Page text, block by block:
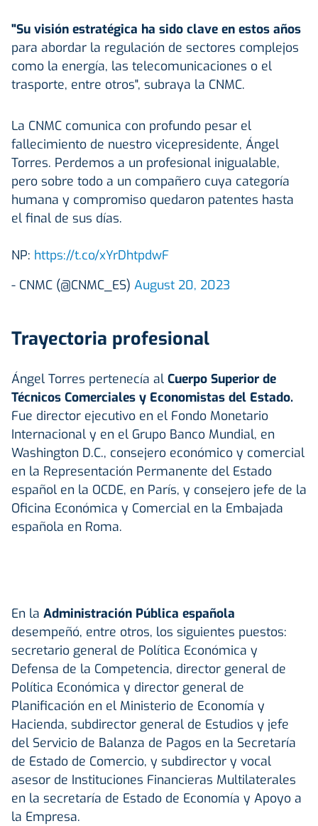
"Su visión estratégica ha sido clave en estos años
para abordar la regulación de sectores complejos
como la energía, las telecomunicaciones o el
trasporte, entre otros", subraya la CNMC.
La CNMC comunica con profundo pesar el
fallecimiento de nuestro vicepresidente, Ángel
Torres. Perdemos a un profesional inigualable,
pero sobre todo a un compañero cuya categoría
humana y compromiso quedaron patentes hasta
el final de sus días.
NP: https://t.co/xYrDhtpdwF
- CNMC (@CNMC_ES) August 20, 2023
Trayectoria profesional
Ángel Torres pertenecía al Cuerpo Superior de
Técnicos Comerciales y Economistas del Estado.
Fue director ejecutivo en el Fondo Monetario
Internacional y en el Grupo Banco Mundial, en
Washington D.C., consejero económico y comercial
en la Representación Permanente del Estado
español en la OCDE, en París, y consejero jefe de la
Oficina Económica y Comercial en la Embajada
española en Roma.
En la Administración Pública española
desempeñó, entre otros, los siguientes puestos:
secretario general de Política Económica y
Defensa de la Competencia, director general de
Política Económica y director general de
Planificación en el Ministerio de Economía y
Hacienda, subdirector general de Estudios y jefe
del Servicio de Balanza de Pagos en la Secretaría
de Estado de Comercio, y subdirector y vocal
asesor de Instituciones Financieras Multilaterales
en la secretaría de Estado de Economía y Apoyo a
la Empresa.